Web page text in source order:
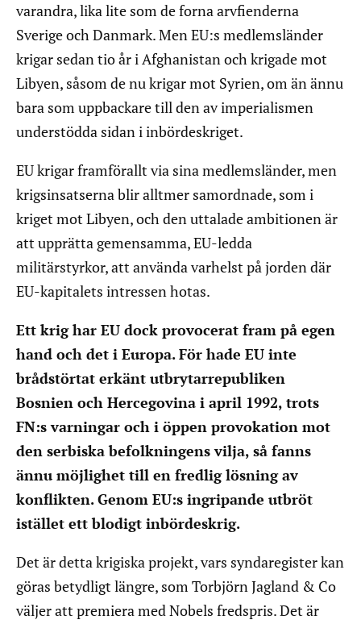
varandra, lika lite som de forna arvfienderna
Sverige och Danmark. Men EU:s medlemsländer
krigar sedan tio år i Afghanistan och krigade mot
Libyen, såsom de nu krigar mot Syrien, om än ännu
bara som uppbackare till den av imperialismen
understödda sidan i inbördeskriget.
EU krigar framförallt via sina medlemsländer, men
krigsinsatserna blir alltmer samordnade, som i
kriget mot Libyen, och den uttalade ambitionen är
att upprätta gemensamma, EU-ledda
militärstyrkor, att använda varhelst på jorden där
EU-kapitalets intressen hotas.
Ett krig har EU dock provocerat fram på egen
hand och det i Europa. För hade EU inte
brådstörtat erkänt utbrytarrepubliken
Bosnien och Hercegovina i april 1992, trots
FN:s varningar och i öppen provokation mot
den serbiska befolkningens vilja, så fanns
ännu möjlighet till en fredlig lösning av
konflikten. Genom EU:s ingripande utbröt
istället ett blodigt inbördeskrig.
Det är detta krigiska projekt, vars syndaregister kan
göras betydligt längre, som Torbjörn Jagland & Co
väljer att premiera med Nobels fredspris. Det är